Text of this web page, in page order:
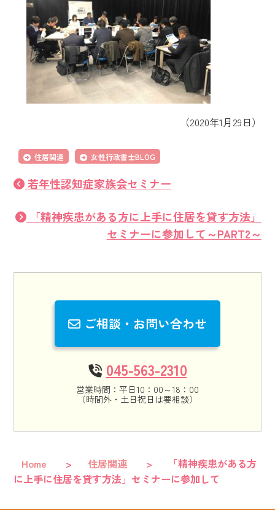
（2020年1月29日）
住居関連 女性行政書士BLOG
若年性認知症家族会セミナー
「精神疾患がある方に上手に住居を貸す方法」
セミナーに参加して～PART2～
ご相談・お問い合わせ
045-563-2310
営業時間：平日10：00～18：00
（時間外・土日祝日は要相談）
Home > 住居関連 >
「精神疾患がある方
に上手に住居を貸す方法」セミナーに参加して